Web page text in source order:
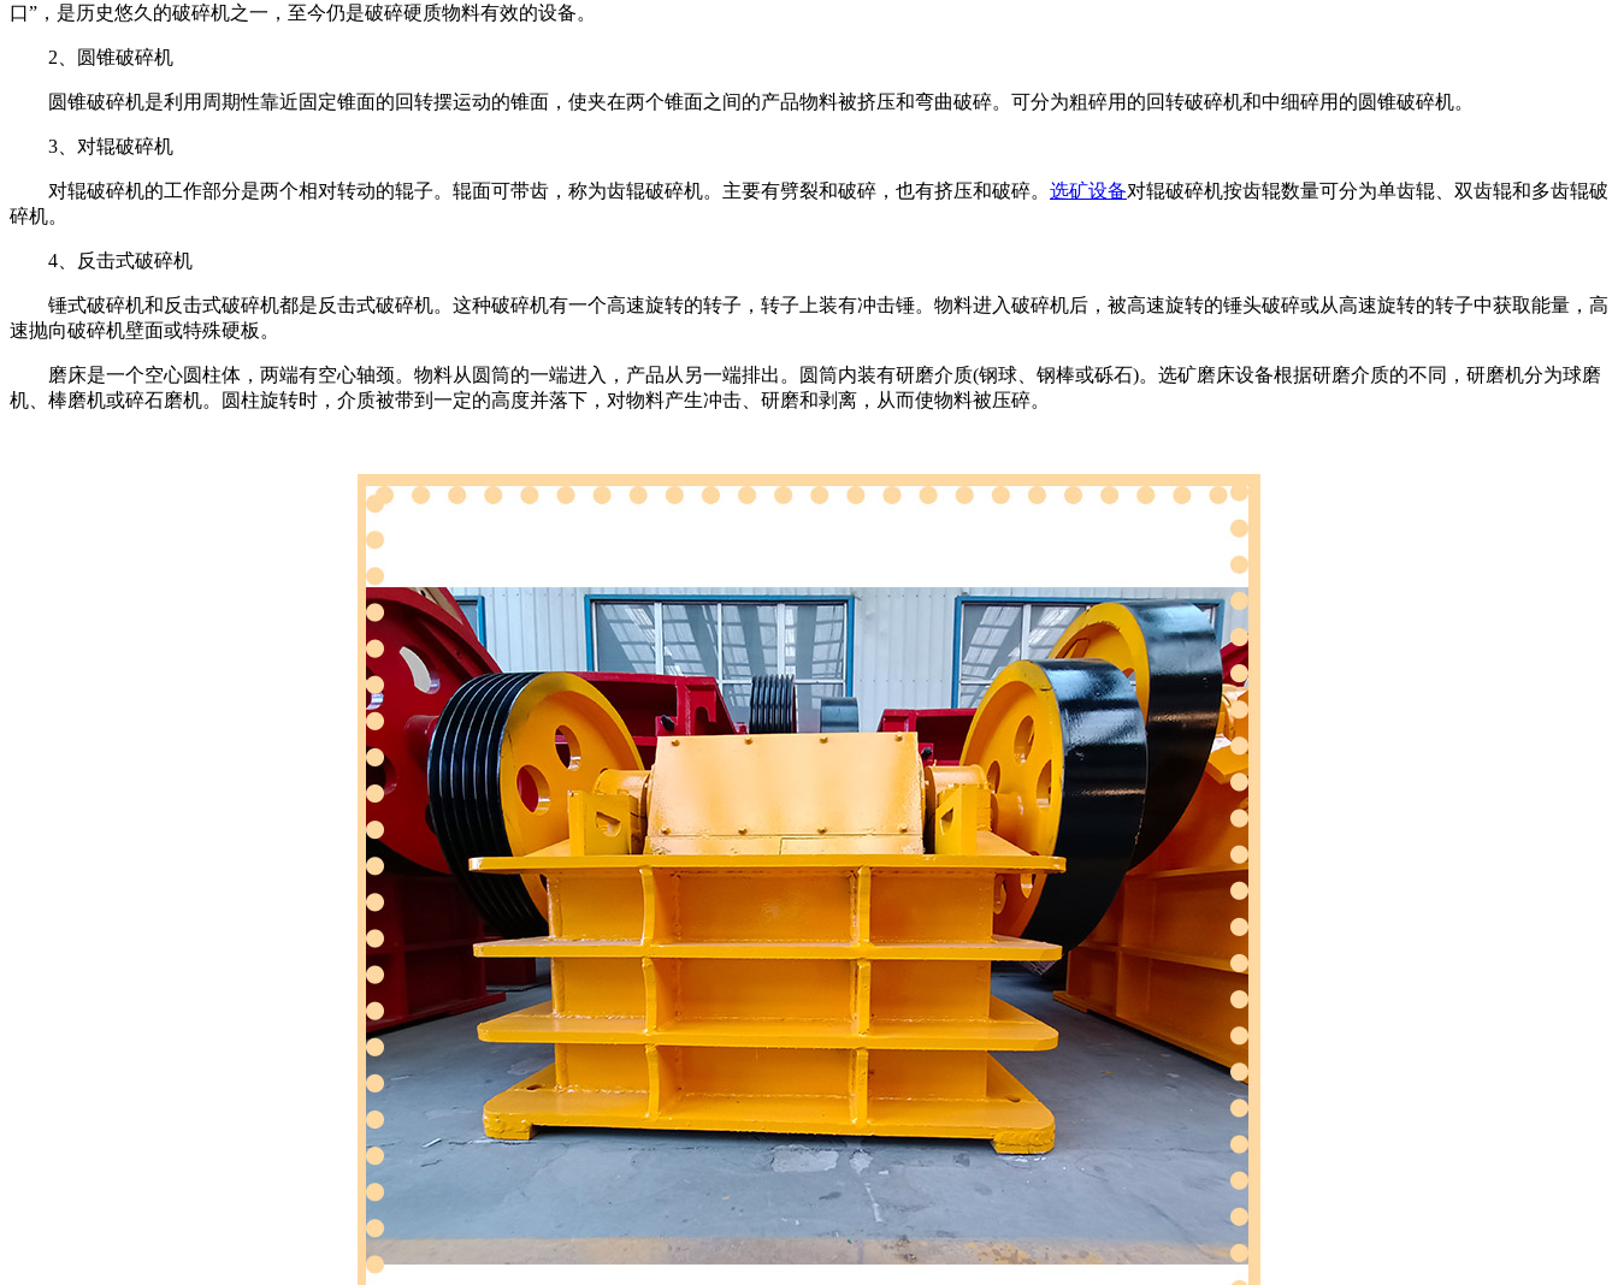
口”，是历史悠久的破碎机之一，至今仍是破碎硬质物料有效的设备。
2、圆锥破碎机
圆锥破碎机是利用周期性靠近固定锥面的回转摆运动的锥面，使夹在两个锥面之间的产品物料被挤压和弯曲破碎。可分为粗碎用的回转破碎机和中细碎用的圆锥破碎机。
3、对辊破碎机
对辊破碎机的工作部分是两个相对转动的辊子。辊面可带齿，称为齿辊破碎机。主要有劈裂和破碎，也有挤压和破碎。 选矿设备对辊破碎机按齿辊数量可分为单齿辊、双齿辊和多齿辊破
碎机。
4、反击式破碎机
锤式破碎机和反击式破碎机都是反击式破碎机。这种破碎机有一个高速旋转的转子，转子上装有冲击锤。物料进入破碎机后，被高速旋转的锤头破碎或从高速旋转的转子中获取能量，高
速抛向破碎机壁面或特殊硬板。
磨床是一个空心圆柱体，两端有空心轴颈。物料从圆筒的一端进入，产品从另一端排出。圆筒内装有研磨介质(钢球、钢棒或砾石)。选矿磨床设备根据研磨介质的不同，研磨机分为球磨
机、棒磨机或碎石磨机。圆柱旋转时，介质被带到一定的高度并落下，对物料产生冲击、研磨和剥离，从而使物料被压碎。